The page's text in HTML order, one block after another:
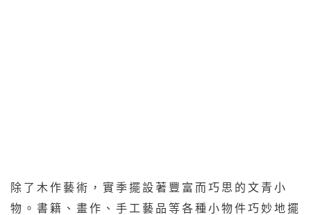
除了木作藝術，實季擺設著豐富而巧思的文青小
物。書籍、畫作、手工藝品等各種小物件巧妙地擺